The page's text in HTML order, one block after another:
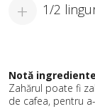
1/2
Notă
Zahărul poate fi
de cafea, pentru